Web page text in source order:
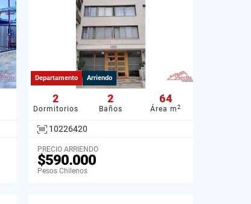
Departamento Arriendo
2
Dormitorios
2
Baños
64
Área m 2
10226420
PRECIO ARRIENDO
$590.000
Pesos Chilenos